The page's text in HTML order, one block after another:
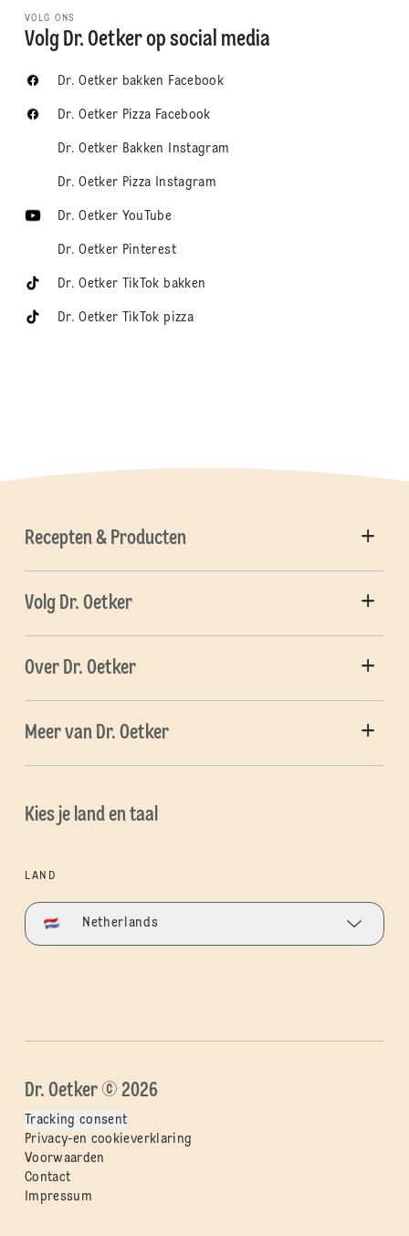
VOLG ONS
Volg Dr. Oetker op social media
Dr. Oetker bakken Facebook
Dr. Oetker Pizza Facebook
Dr. Oetker Bakken Instagram
Dr. Oetker Pizza Instagram
Dr. Oetker YouTube
Dr. Oetker Pinterest
Dr. Oetker TikTok bakken
Dr. Oetker TikTok pizza
Recepten & Producten
Volg Dr. Oetker
Over Dr. Oetker
Meer van Dr. Oetker
Kies je land en taal
LAND
Netherlands
Dr. Oetker © 2026
Tracking consent
Privacy-en cookieverklaring
Voorwaarden
Contact
Impressum